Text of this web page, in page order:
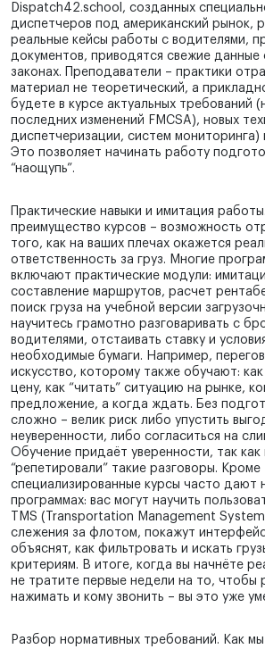
Dispatch42.school, созданных
диспетчеров под американский рынок,
реальные кейсы работы с водителями,
документов, приводятся свежие данные
законах. Преподаватели – практики
материал не теоретический, а
будете в курсе актуальных требований
последних изменений FMCSA), новых
диспетчеризации, систем мониторинга)
Это позволяет начинать работу
“наощупь”.
Практические навыки и имитация
преимущество курсов – возможность
того, как на ваших плечах окажется
ответственность за груз. Многие
включают практические модули:
составление маршрутов, расчет
поиск груза на учебной версии
научитесь грамотно разговаривать с
водителями, отстаивать ставку и
необходимые бумаги. Например,
искусство, которому также обучают:
цену, как “читать” ситуацию на рынке,
предложение, а когда ждать. Без
сложно – велик риск либо упустить
неуверенности, либо согласиться на
Обучение придаёт уверенности, так как
“репетировали” такие разговоры. Кроме
специализированные курсы часто дают
программах: вас могут научить
TMS (Transportation Management
слежения за флотом, покажут
объяснят, как фильтровать и искать
критериям. В итоге, когда вы начнёте
не тратите первые недели на то, чтобы
нажимать и кому звонить – вы это уже
Разбор нормативных требований. Как